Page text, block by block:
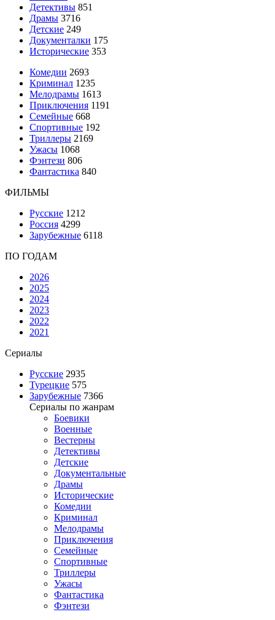
Детективы 851
Драмы 3716
Детские 249
Документалки 175
Исторические 353
Комедии 2693
Криминал 1235
Мелодрамы 1613
Приключения 1191
Семейные 668
Спортивные 192
Триллеры 2169
Ужасы 1068
Фэнтези 806
Фантастика 840
ФИЛЬМЫ
Русские 1212
Россия 4299
Зарубежные 6118
ПО ГОДАМ
2026
2025
2024
2023
2022
2021
Сериалы
Русские 2935
Турецкие 575
Зарубежные 7366
Сериалы по жанрам
Боевики
Военные
Вестерны
Детективы
Детские
Документальные
Драмы
Исторические
Комедии
Криминал
Мелодрамы
Приключения
Семейные
Спортивные
Триллеры
Ужасы
Фантастика
Фэнтези